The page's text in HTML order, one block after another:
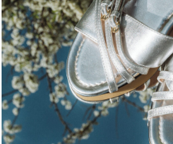
Blending sass and class,